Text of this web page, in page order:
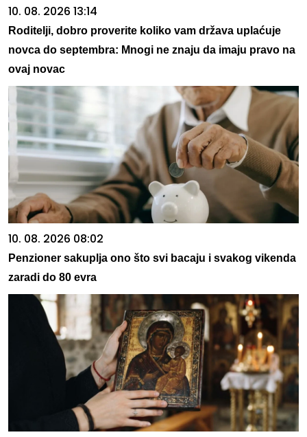
10. 08. 2026 13:14
Roditelji, dobro proverite koliko vam država uplaćuje
novca do septembra: Mnogi ne znaju da imaju pravo na
ovaj novac
10. 08. 2026 08:02
Penzioner sakuplja ono što svi bacaju i svakog vikenda
zaradi do 80 evra